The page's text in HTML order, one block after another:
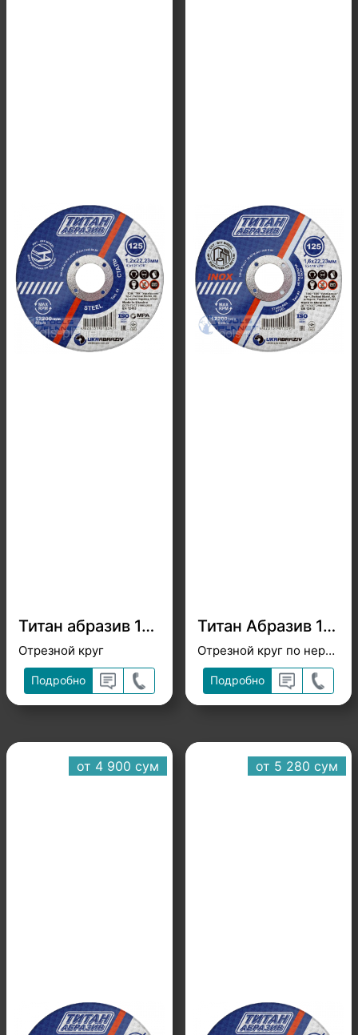
Титан абразив 125x1.2x22.2
Отрезной круг
Подробно
Титан Абразив 125 x 1.6 x 22.2 INOX
Отрезной круг по нержавеющей стали
Подробно
от 4 900 cум от 5 280 cум